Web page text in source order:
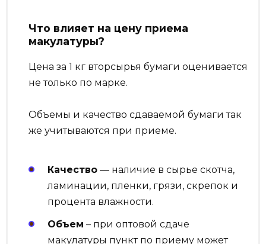
Что влияет на цену приема
макулатуры?
Цена за 1 кг вторсырья бумаги оценивается
не только по марке.
Объемы и качество сдаваемой бумаги так
же учитываются при приеме.
Качество — наличие в сырье скотча,
ламинации, пленки, грязи, скрепок и
процента влажности.
Объем – при оптовой сдаче
макулатуры пункт по приему может